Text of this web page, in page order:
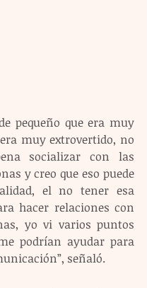
pequeño que era muy
muy extrovertido, no
socializar con las
y creo que eso puede
el no tener esa
hacer relaciones con
yo vi varios puntos
podrían ayudar para
señaló.